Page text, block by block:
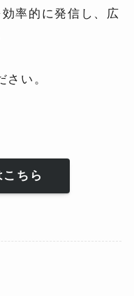
率的に発信し、広
い。
ちら